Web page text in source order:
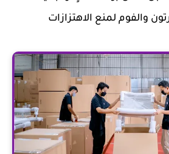
والفوم لمنع الاهتزازات